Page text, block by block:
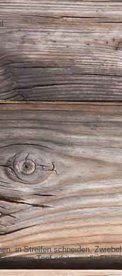
in Streifen schneiden.
einem Topf erhitzen, die